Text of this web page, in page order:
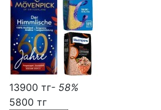
13900 тг- 58%
5800 тг